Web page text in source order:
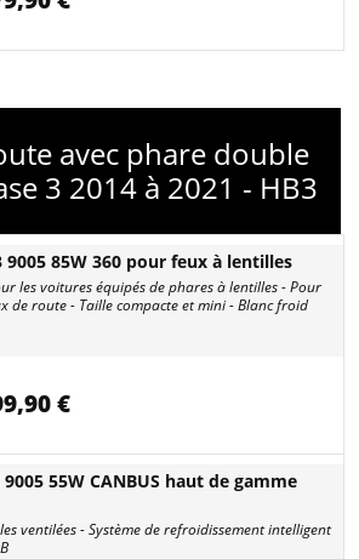
avec phare double
3 2014 à 2021 - HB3
9005 85W 360 pour feux à lentilles
les voitures équipés de phares à lentilles - Pour
de route - Taille compacte et mini - Blanc froid
€
55W CANBUS haut de gamme
ventilées - Système de refroidissement intelligent